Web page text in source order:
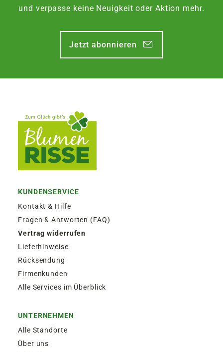
Zustellung am Montag, bis Freitag 13:30 Uhr.
EXPRESSVERSAND SAMSTAG | 12,50€
Garantierter Zustellversuch am Samstag durch
DHL. Bestellaufgabe für Zustellung am
und verpasse keine Neuigkeit oder Aktion mehr.
Jetzt abonnieren
KUNDENSERVICE
Kontakt & Hilfe
Fragen & Antworten (FAQ)
Vertrag widerrufen
Lieferhinweise
Rücksendung
Firmenkunden
Alle Services im Überblick
UNTERNEHMEN
Alle Standorte
Über uns